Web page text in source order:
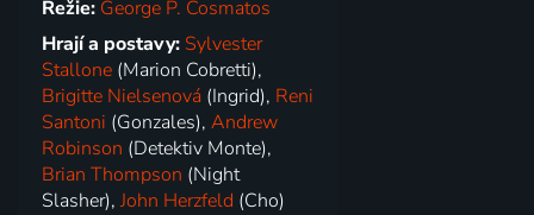
Režie: George P. Cosmatos
Hrají a postavy: Sylvester
Stallone (Marion Cobretti),
Brigitte Nielsenová (Ingrid), Reni
Santoni (Gonzales),Andrew
Robinson (Detektiv Monte),
Brian Thompson (Night
Slasher),John Herzfeld (Cho)